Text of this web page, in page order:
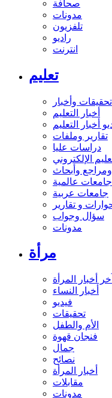
صحافة
مدونات
تلفزيون
راديو
انترنت
تعليم
تحقيقات وأخبار
أخبار التعليم
أخبار التعليم
تقارير وملفات
دراسات عليا
الإلكتروني
وأبحاث
جامعات عالمية
جامعات عربية
و تقارير
سؤال وجواب
مدونات
مرأة
آخر أخبار المرأة
أخبار النساء
فيديو
تحقيقات
الأم والطفل
فنجان قهوة
جمال
نصائح
أخبار المرأة
مقابلات
مدونات